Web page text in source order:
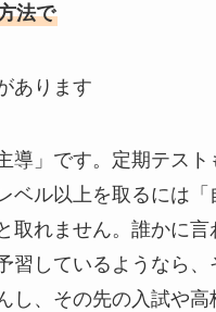
法で
あります
導」です。定期テスト
ベル以上を取るには「
取れません。誰かに言
習しているようなら、
し、その先の入試や高